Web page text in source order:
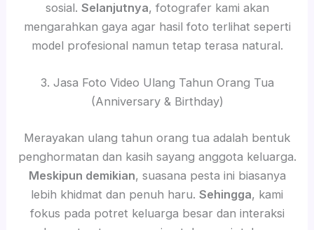
sosial. Selanjutnya, fotografer kami akan
mengarahkan gaya agar hasil foto terlihat seperti
model profesional namun tetap terasa natural.
3. Jasa Foto Video Ulang Tahun Orang Tua
(Anniversary & Birthday)
Merayakan ulang tahun orang tua adalah bentuk
penghormatan dan kasih sayang anggota keluarga.
Meskipun demikian, suasana pesta ini biasanya
lebih khidmat dan penuh haru. Sehingga, kami
fokus pada potret keluarga besar dan interaksi